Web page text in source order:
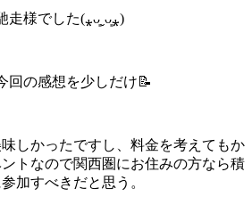
走様でした(⁎ᴗ͈ˬᴗ͈⁎)
回の感想を少しだけ📝
しかったですし、料金を考えてもか
トなので関西圏にお住みの方なら積
加すべきだと思う。